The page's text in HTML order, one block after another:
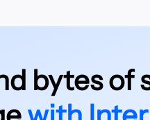
bytes of